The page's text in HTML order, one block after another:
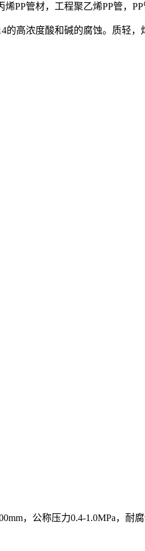
管材，工程聚乙烯PP管，PP
高浓度酸和碱的腐蚀。质轻，
，公称压力0.4-1.0MPa，